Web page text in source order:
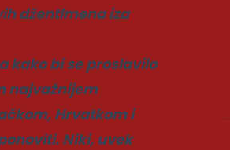
džentlmena iza
kako bi se proslavilo
najvažnijem
Hrvatkom i
Niki, uvek